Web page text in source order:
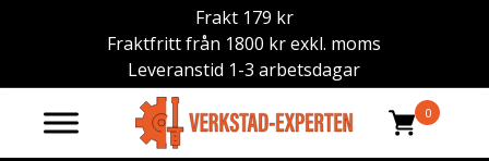
Frakt 179 kr
Fraktfritt från 1800 kr exkl. moms
Leveranstid 1-3 arbetsdagar
0